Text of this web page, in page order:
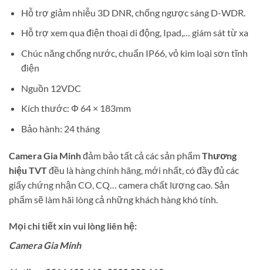
Hỗ trợ giảm nhiễu 3D DNR, chống ngược sáng D-WDR.
Hỗ trợ xem qua điện thoại di động, Ipad,… giám sát từ xa
Chúc năng chống nước, chuẩn IP66, vỏ kim loại sơn tĩnh
điện
Nguồn 12VDC
Kích thước: Φ 64 × 183mm
Bảo hành: 24 tháng
Camera Gia Minhđảm bảo tất cả các sản phẩmThương
hiệu TVTđều là hàng chính hãng, mới nhất, có đầy đủ các
giấy chứng nhận CO, CQ… camera chất lượng cao. Sản
phẩm sẽ làm hãi lòng cả những khách hàng khó tính.
Mọi chi tiết xin vui lòng liên hệ:
Camera Gia Minh